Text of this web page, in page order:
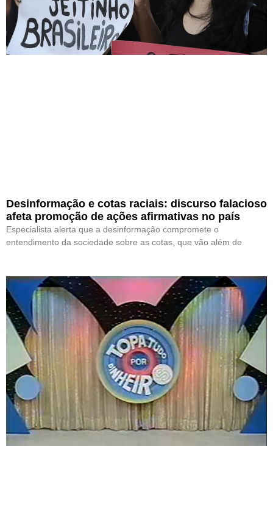
Desinformação e cotas raciais: discurso falacioso
afeta promoção de ações afirmativas no país
Especialista alerta que a desinformação compromete o
entendimento da sociedade sobre as cotas, que vão além de